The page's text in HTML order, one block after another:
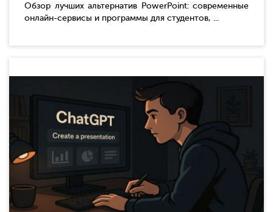
Обзор лучших альтернатив PowerPoint: современные
онлайн-сервисы и программы для студентов, ...